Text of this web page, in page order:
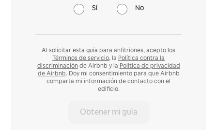
Sí No
Al solicitar esta guía para anfitriones, acepto los
Términos de servicio, la Política contra la
discriminación de Airbnb y la Política de privacidad
de Airbnb. Doy mi consentimiento para que Airbnb
comparta mi información de contacto con el
edificio.
Obtener mi guía